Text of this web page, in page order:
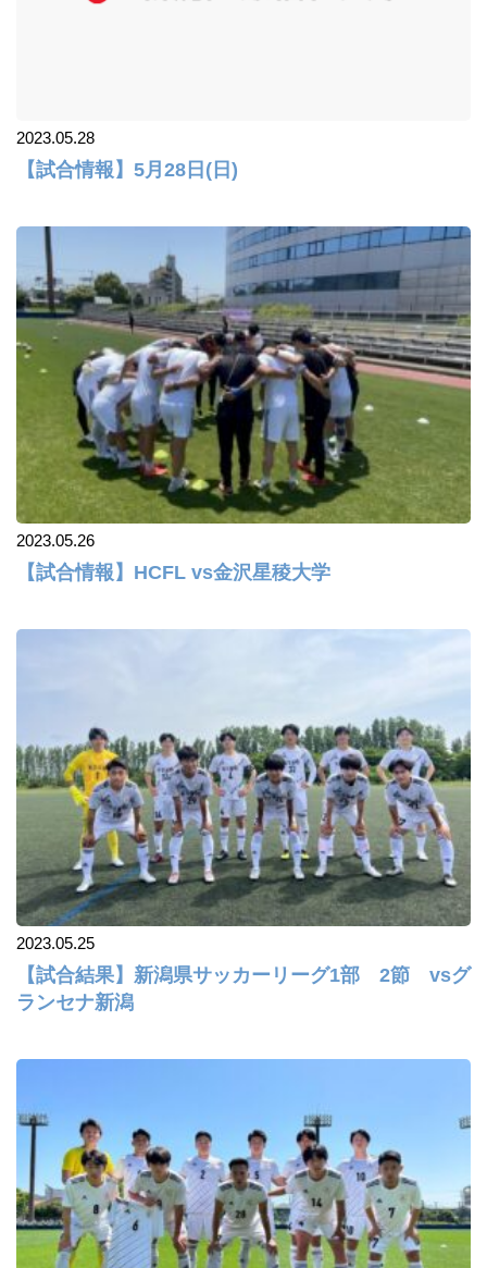
2023.05.28
【試合情報】5月28日(日)
2023.05.26
【試合情報】HCFL vs金沢星稜大学
2023.05.25
【試合結果】新潟県サッカーリーグ1部 2節 vsグ
ランセナ新潟